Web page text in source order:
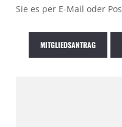
Sie es per E-Mail oder
MITGLIEDSANTRAG